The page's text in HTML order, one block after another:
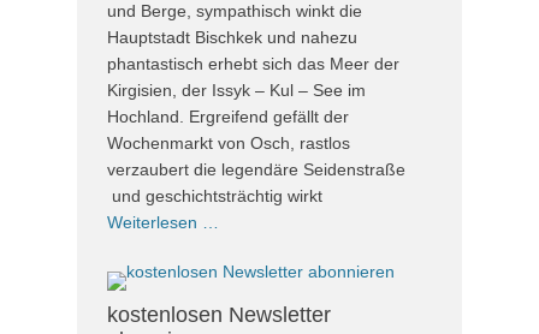
und Berge, sympathisch winkt die
Hauptstadt Bischkek und nahezu
phantastisch erhebt sich das Meer der
Kirgisien, der Issyk – Kul – See im
Hochland. Ergreifend gefällt der
Wochenmarkt von Osch, rastlos
verzaubert die legendäre Seidenstraße
und geschichtsträchtig wirkt
Weiterlesen …
kostenlosen Newsletter